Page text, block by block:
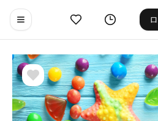
Toggle navigation menu
お気に入りゲーム履歴